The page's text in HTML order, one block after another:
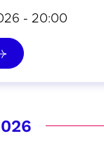
- 20:00